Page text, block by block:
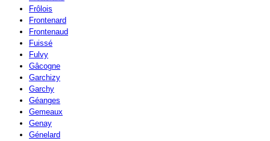
Frôlois
Frontenard
Frontenaud
Fuissé
Fulvy
Gâcogne
Garchizy
Garchy
Géanges
Gemeaux
Genay
Génelard